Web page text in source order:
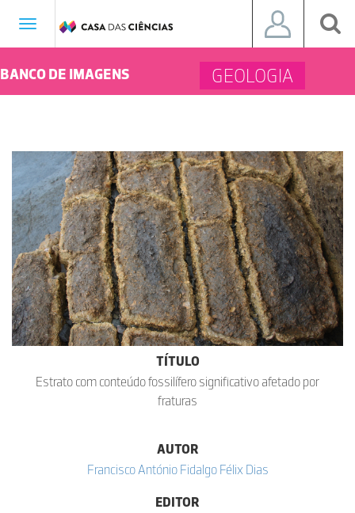
Toggle
BANCO DE IMAGENS GEOLOGIA
TÍTULO
Estrato com conteúdo fossilífero significativo afetado por
fraturas
AUTOR
Francisco António Fidalgo Félix Dias
EDITOR